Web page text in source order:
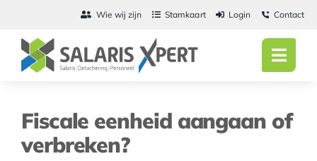
inhoud
Wie wij zijn Stamkaart Login Contact
Fiscale eenheid aangaan of
verbreken?